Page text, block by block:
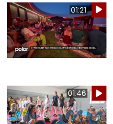
01:21
01:46